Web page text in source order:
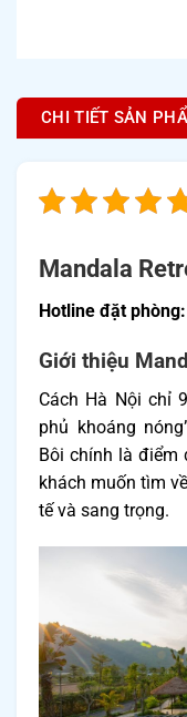
CHI TIẾT SẢN
Mandala
Hotline đặt phòng:
Giới thiệu
Cách Hà Nội chỉ
phủ khoáng
Bôi chính là điểm
khách muốn tìm
tế và sang trọng.